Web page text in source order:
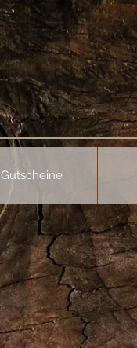
Gutscheine